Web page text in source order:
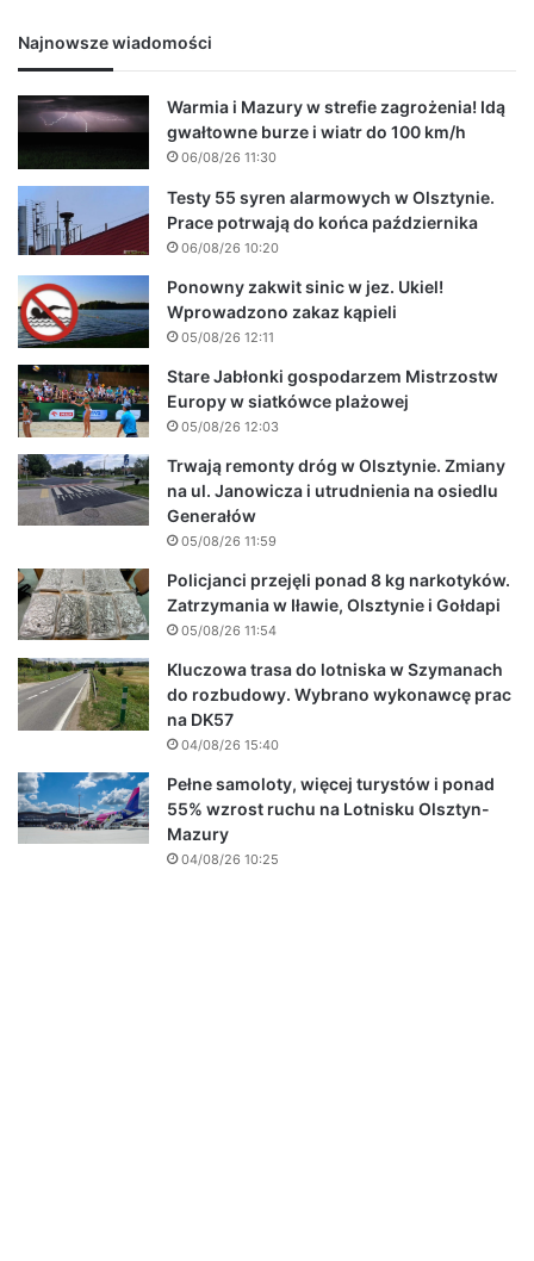
Najnowsze wiadomości
Warmia i Mazury w strefie zagrożenia! Idą
gwałtowne burze i wiatr do 100 km/h
06/08/26 11:30
Testy 55 syren alarmowych w Olsztynie.
Prace potrwają do końca października
06/08/26 10:20
Ponowny zakwit sinic w jez. Ukiel!
Wprowadzono zakaz kąpieli
05/08/26 12:11
Stare Jabłonki gospodarzem Mistrzostw
Europy w siatkówce plażowej
05/08/26 12:03
Trwają remonty dróg w Olsztynie. Zmiany
na ul. Janowicza i utrudnienia na osiedlu
Generałów
05/08/26 11:59
Policjanci przejęli ponad 8 kg narkotyków.
Zatrzymania w Iławie, Olsztynie i Gołdapi
05/08/26 11:54
Kluczowa trasa do lotniska w Szymanach
do rozbudowy. Wybrano wykonawcę prac
na DK57
04/08/26 15:40
Pełne samoloty, więcej turystów i ponad
55% wzrost ruchu na Lotnisku Olsztyn-
Mazury
04/08/26 10:25